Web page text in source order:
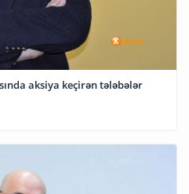
aksiya keçirən tələbələr